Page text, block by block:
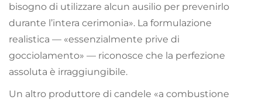
bisogno di utilizzare alcun ausilio per prevenirlo
durante l’intera cerimonia». La formulazione
realistica — «essenzialmente prive di
gocciolamento» — riconosce che la perfezione
assoluta è irraggiungibile.
Un altro produttore di candele «a combustione